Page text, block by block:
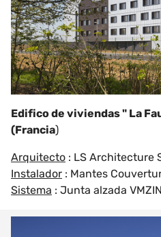
Edifico de viviendas " La
(Francia)
Arquitecto : LS Architecture
Instalador : Mantes
Sistema : Junta alzada